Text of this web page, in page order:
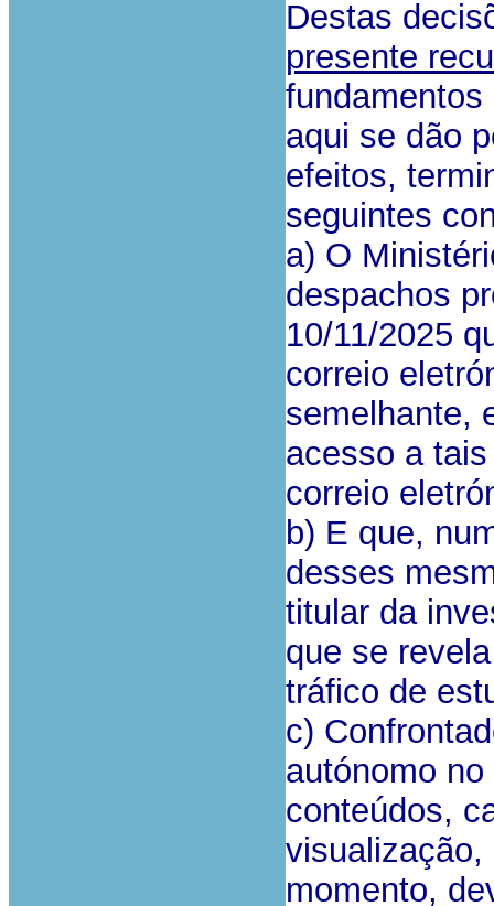
Destas
presente
aqui se dão
efeitos,
seguintes
a) O
despachos
10/11/2025
correio
semelhante,
acesso a
correio
b) E que,
desses
titular da
que se
tráfico de
c)
autónomo
conteúdos,
visualização,
momento,